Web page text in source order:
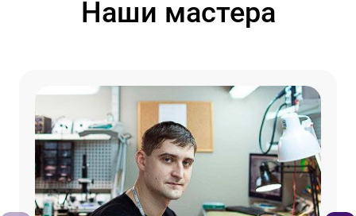
Наши мастера